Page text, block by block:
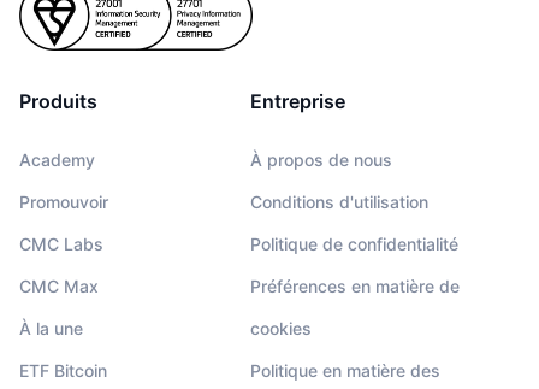
Produits
Academy
Promouvoir
CMC Labs
CMC Max
À la une
ETF Bitcoin
Entreprise
À propos de nous
Conditions d'utilisation
Politique de confidentialité
Préférences en matière de
cookies
Politique en matière des